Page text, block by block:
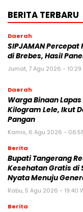
BERITA TERBARU
Daerah
SIPJAMAN
di Brebes, Hasil
Jumat, 7 Agu 2026 - 10:29
Daerah
Warga Binaan
Kilogram Lele, Ikut
Pangan
Kamis, 6 Agu 2026 -
Berita
‎Bupati Tangerang
Kesehatan Gratis di
Nyata Menuju
Rabu, 5 Agu 2026 - 19:40
Berita